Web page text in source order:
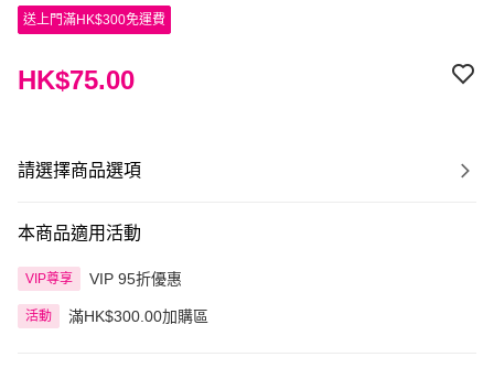
送上門滿HK$300免運費
HK$75.00
請選擇商品選項
本商品適用活動
VIP尊享 VIP 95折優惠
活動 滿HK$300.00加購區